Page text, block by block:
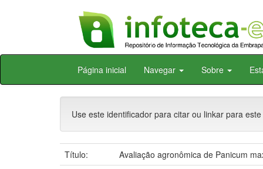
Skip
Página inicial Navegar Sobre
Use este identificador para citar ou linkar para
Título:
Avaliação agronômica de Panicum